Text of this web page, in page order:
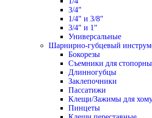
3/4"
1/4" и 3/8"
3/4" и 1"
Универсальные
Шарнирно-губцевый
Бокорезы
Съемники для
Длинногубцы
Заклепочники
Пассатижи
Клещи/Зажимы для
Пинцеты